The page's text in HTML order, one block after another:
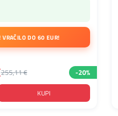
VRAČILO DO 60 EUR!
255,11 € -20%